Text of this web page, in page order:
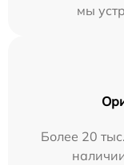
мы
Более 20